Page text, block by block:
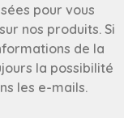
pour vous
nos produits. Si
de la
la possibilité
les e-mails.